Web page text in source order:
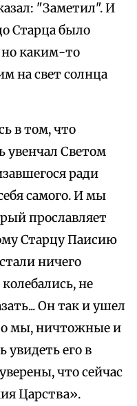
"Заметил". И
Старца было
каким-то
на свет солнца
в том, что
увенчал Светом
ради
самого. И мы
прославляет
Старцу Паисию
ничего
не
Он так и ушел
мы, ничтожные и
увидеть его в
что сейчас
Царства».